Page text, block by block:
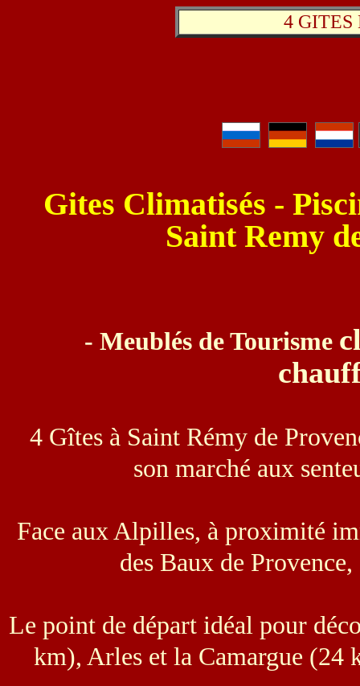
4 GITES
Gites Climatisés -
Saint Remy
- Meublés de Tourisme
4 Gîtes à Saint Rémy de
son marché aux
Face aux Alpilles, à proximité
des Baux de
Le point de départ idéal pour
km), Arles et la Camargue